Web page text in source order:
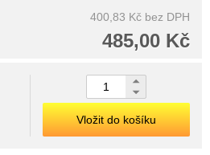
400,83 Kč bez DPH
485,00 Kč
Vložit do košíku